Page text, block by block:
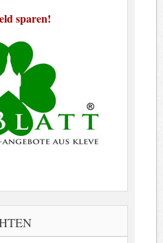
sparen!